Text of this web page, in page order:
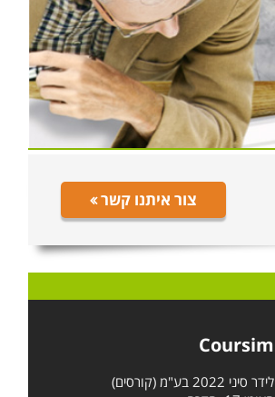
צור איתנו קשר
Coursim
לידר סיני 2022 בע"מ (קורסים)